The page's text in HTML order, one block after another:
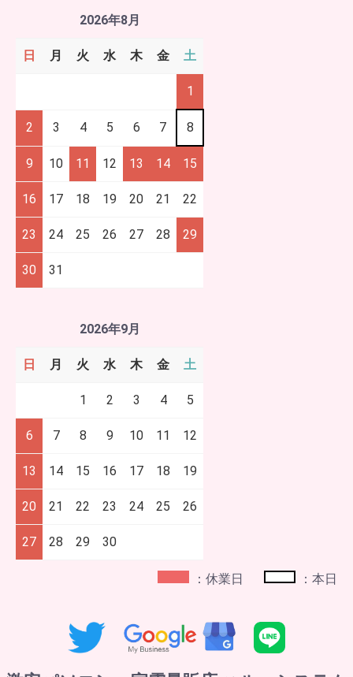
2026年8月
日 月 火 水 木 金 土
1
2 3 4 5 6 7 8
9 10 11 12 13 14 15
16 17 18 19 20 21 22
23 24 25 26 27 28 29
30 31
2026年9月
日 月 火 水 木 金 土
1 2 3 4 5
6 7 8 9 10 11 12
13 14 15 16 17 18 19
20 21 22 23 24 25 26
27 28 29 30
：休業日 ：本日